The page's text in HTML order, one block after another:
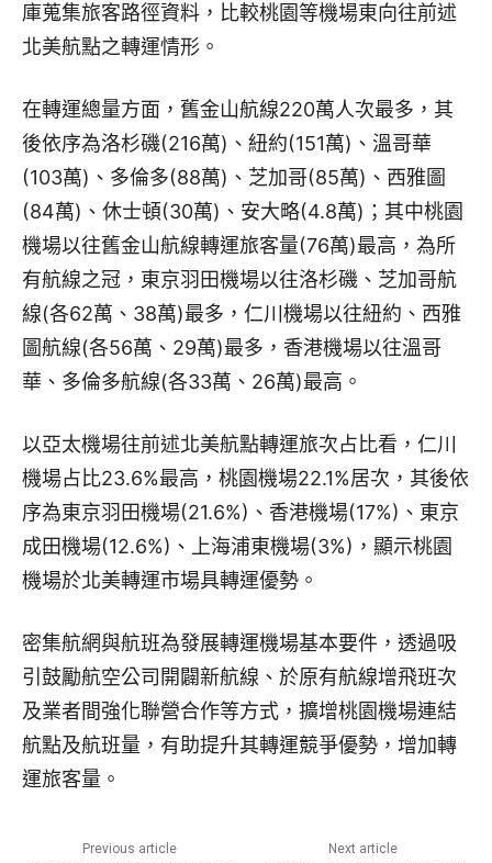
庫蒐集旅客路徑資料，比較桃園等機場東向往前述
北美航點之轉運情形。
在轉運總量方面，舊金山航線220萬人次最多，其
後依序為洛杉磯(216萬)、紐約(151萬)、溫哥華
(103萬)、多倫多(88萬)、芝加哥(85萬)、西雅圖
(84萬)、休士頓(30萬)、安大略(4.8萬)；其中桃園
機場以往舊金山航線轉運旅客量(76萬)最高，為所
有航線之冠，東京羽田機場以往洛杉磯、芝加哥航
線(各62萬、38萬)最多，仁川機場以往紐約、西雅
圖航線(各56萬、29萬)最多，香港機場以往溫哥
華、多倫多航線(各33萬、26萬)最高。
以亞太機場往前述北美航點轉運旅次占比看，仁川
機場占比23.6%最高，桃園機場22.1%居次，其後依
序為東京羽田機場(21.6%)、香港機場(17%)、東京
成田機場(12.6%)、上海浦東機場(3%)，顯示桃園
機場於北美轉運市場具轉運優勢。
密集航網與航班為發展轉運機場基本要件，透過吸
引鼓勵航空公司開闢新航線、於原有航線增飛班次
及業者間強化聯營合作等方式，擴增桃園機場連結
航點及航班量，有助提升其轉運競爭優勢，增加轉
運旅客量。
Previous article Next article